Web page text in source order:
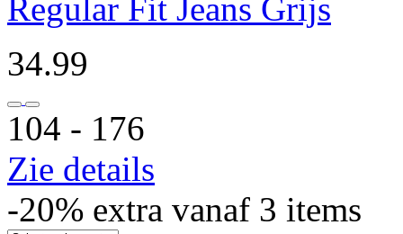
Regular Fit Jeans Grijs
34.99
104 ‐ 176
Zie details
-20% extra vanaf 3 items